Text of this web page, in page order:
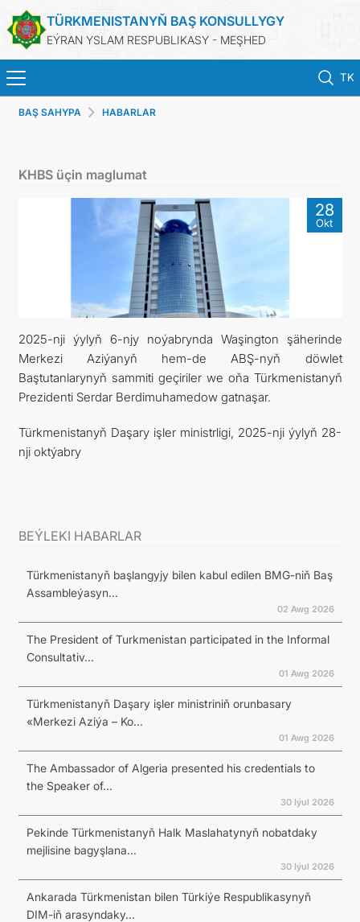
TÜRKMENISTANYŇ BAŞ KONSULLYGY
EÝRAN YSLAM RESPUBLIKASY - MEŞHED
TK
BAŞ SAHYPA
TÜRKMENISTAN
KONSULLYK HYZMATLARY
DIM
ARAGATNAŞYK
BAŞ SAHYPA HABARLAR
KHBS üçin maglumat
28
Okt
2025-nji ýylyň 6-njy noýabrynda Waşington şäherinde
Merkezi Aziýanyň hem-de ABŞ-nyň döwlet
Baştutanlarynyň sammiti geçiriler we oňa Türkmenistanyň
Prezidenti Serdar Berdimuhamedow gatnaşar.
Türkmenistanyň Daşary işler ministrligi, 2025-nji ýylyň 28-
nji oktýabry
BEÝLEKI HABARLAR
Türkmenistanyň başlangyjy bilen kabul edilen BMG-niň Baş
Assambleýasyn...
02 Awg 2026
The President of Turkmenistan participated in the Informal
Consultativ...
01 Awg 2026
Türkmenistanyň Daşary işler ministriniň orunbasary
«Merkezi Aziýa – Ko...
01 Awg 2026
The Ambassador of Algeria presented his credentials to
the Speaker of...
30 Iýul 2026
Pekinde Türkmenistanyň Halk Maslahatynyň nobatdaky
mejlisine bagyşlana...
30 Iýul 2026
Ankarada Türkmenistan bilen Türkiýe Respublikasynyň
DIM-iň arasyndaky...